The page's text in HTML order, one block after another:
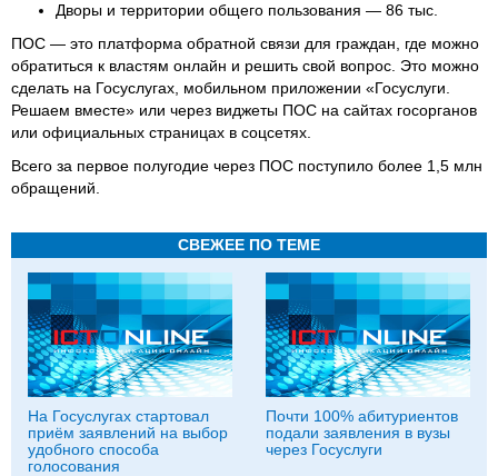
Дворы и территории общего пользования — 86 тыс.
ПОС — это платформа обратной связи для граждан, где можно
обратиться к властям онлайн и решить свой вопрос. Это можно
сделать на Госуслугах, мобильном приложении «Госуслуги.
Решаем вместе» или через виджеты ПОС на сайтах госорганов
или официальных страницах в соцсетях.
Всего за первое полугодие через ПОС поступило более 1,5 млн
обращений.
СВЕЖЕЕ ПО ТЕМЕ
На Госуслугах стартовал
приём заявлений на выбор
удобного способа
голосования
Почти 100% абитуриентов
подали заявления в вузы
через Госуслуги